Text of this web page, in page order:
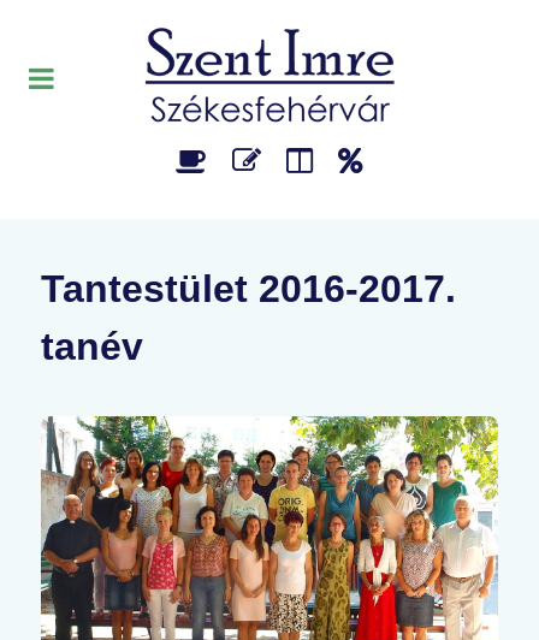
Tantestület 2016-2017.
tanév